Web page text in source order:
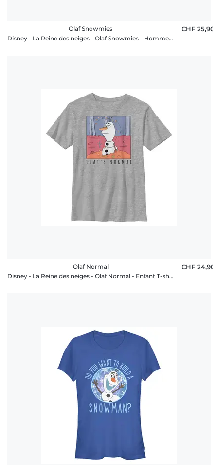
Olaf Snowmies
Disney - La Reine des neiges - Olaf Snowmies - Homme T-shirt
CHF 25,90
Olaf Normal
Disney - La Reine des neiges - Olaf Normal - Enfant T-shirt
CHF 24,90